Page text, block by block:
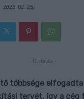
2025. 02. 25.
- Hirdetés -
többsége elfogadta
tervét, így a